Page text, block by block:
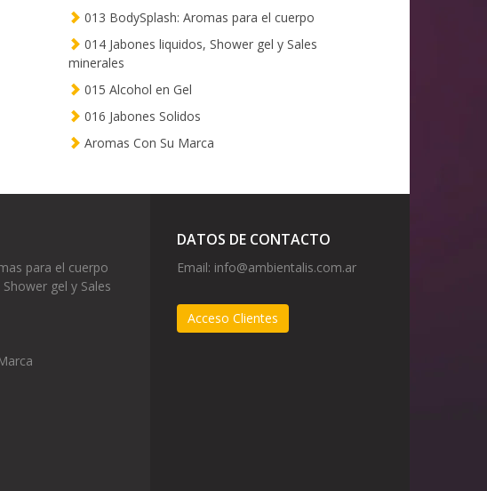
013 BodySplash: Aromas para el cuerpo
014 Jabones liquidos, Shower gel y Sales
minerales
015 Alcohol en Gel
016 Jabones Solidos
Aromas Con Su Marca
para el cuerpo
gel y Sales
DATOS DE CONTACTO
Email: info@ambientalis.com.ar
Acceso Clientes